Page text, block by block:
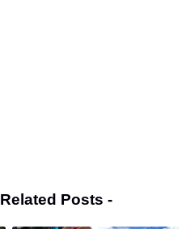
Related Posts -